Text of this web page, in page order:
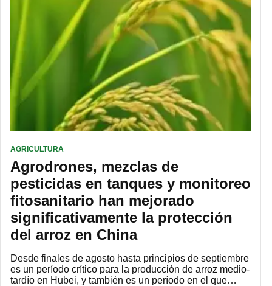
AGRICULTURA
Agrodrones, mezclas de
pesticidas en tanques y monitoreo
fitosanitario han mejorado
significativamente la protección
del arroz en China
Desde finales de agosto hasta principios de septiembre
es un período crítico para la producción de arroz medio-
tardío en Hubei, y también es un período en el que…